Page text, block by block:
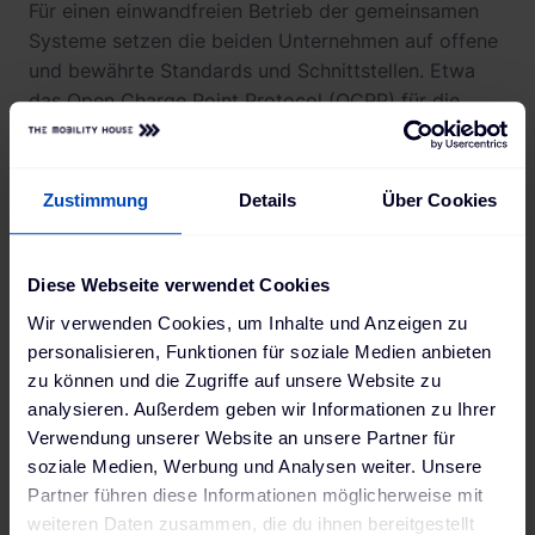
Zustimmung Details Über Cookies
Diese Webseite verwendet Cookies
Wir verwenden Cookies, um Inhalte und Anzeigen zu
personalisieren, Funktionen für soziale Medien anbieten
zu können und die Zugriffe auf unsere Website zu
analysieren. Außerdem geben wir Informationen zu Ihrer
Verwendung unserer Website an unsere Partner für
soziale Medien, Werbung und Analysen weiter. Unsere
Partner führen diese Informationen möglicherweise mit
weiteren Daten zusammen, die du ihnen bereitgestellt
Für einen einwandfreien Betrieb der gemeinsamen
Systeme setzen die beiden Unternehmen auf offene
und bewährte Standards und Schnittstellen. Etwa
das Open Charge Point Protocol (OCPP) für die
Weiterleitung von abrechnungsrelevanten Daten von
wurde speziell auf die Bedürfnisse beim
Parkräumen oder im Gastgewerbe. Dadurch ist es
Nutzergruppen zu verwalten, für die flexible Tarife
definiert werden können. Abrechnung und
Rechnungslegung erfolgen voll automatisiert, alle
Prozesse laufen im Hintergrund ab. Die Fahrer:innen
selbst haben mit der reev App für Fahrer:innen
vollkommene Transparenz über bisherige und
aktuelle Ladevorgänge sowie ihre Rechnungen und